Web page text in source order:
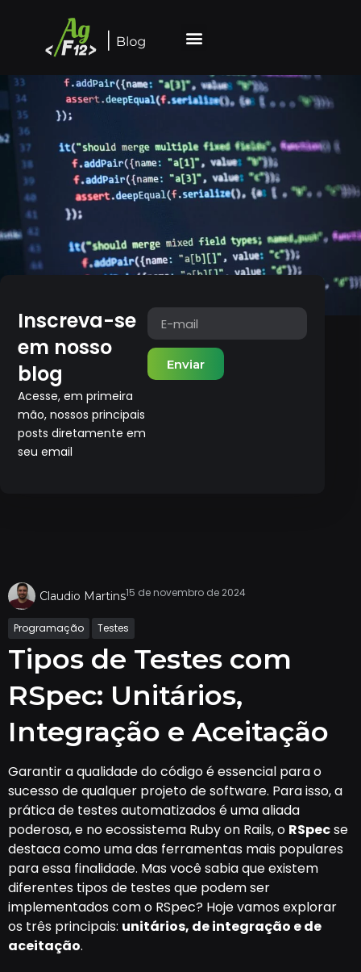
Inscreva-se
em nosso
blog
Acesse, em primeira
mão, nossos principais
posts diretamente em
seu email
Enviar
Claudio Martins15 de novembro de 2024
Programação Testes
Tipos de Testes com
RSpec: Unitários,
Integração e Aceitação
Garantir a qualidade do código é essencial para o
sucesso de qualquer projeto de software. Para isso, a
prática de testes automatizados é uma aliada
poderosa, e no ecossistema Ruby on Rails, o RSpecse
destaca como uma das ferramentas mais populares
para essa finalidade. Mas você sabia que existem
diferentes tipos de testes que podem ser
implementados com o RSpec? Hoje vamos explorar
os três principais: unitários, de integração e de
aceitação.